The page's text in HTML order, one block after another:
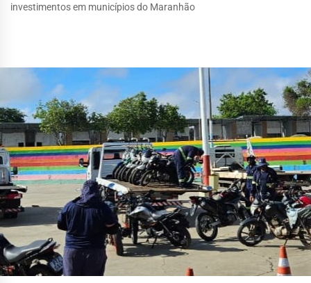
investimentos em municípios do Maranhão